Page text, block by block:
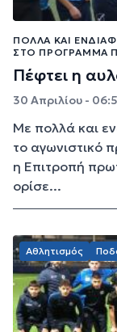
ΠΟΛΛΆ ΚΑΙ
ΣΤΟ ΠΡΌΓΡΑΜΜΑ
Πέφτει η
30 Απριλίου -
Με πολλά και
το αγωνιστικό
η Επιτροπή
ορίσε...
Αθλητισμός